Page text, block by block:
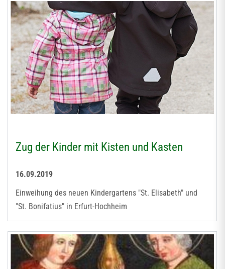
Zug der Kinder mit Kisten und Kasten
16.09.2019
Einweihung des neuen Kindergartens "St. Elisabeth" und
"St. Bonifatius" in Erfurt-Hochheim